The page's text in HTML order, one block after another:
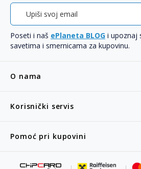
O nama
Korisnički servis
Pomoć pri kupovini
Poseti i naš ePlaneta BLOG i upoznaj
savetima i smernicama za kupovinu.